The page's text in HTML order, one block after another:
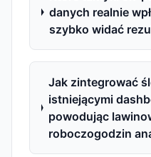
danych realnie
szybko widać
Jak zintegrować
istniejącymi
powodując
roboczogodzin